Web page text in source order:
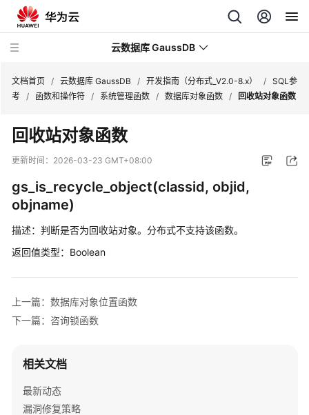
云数据库 GaussDB
最
新
动
服
公
告
介
绍
计
费
说
明
文档首页 / 云数据库 GaussDB / 开发指南（分布式_V2.0-8.x） / SQL参
考 / 函数和操作符 / 系统管理函数 / 数据库对象函数 / 回收站对象函数
回收站对象函数
更新时间： 2026-03-23 GMT+08:00
gs_is_recycle_object(classid, objid,
objname)
描述：判断是否为回收站对象。分布式不支持该函数。
返回值类型：Boolean
上一篇：数据库对象位置函数
下一篇：咨询锁函数
相关文档
最新动态
漏洞修复策略